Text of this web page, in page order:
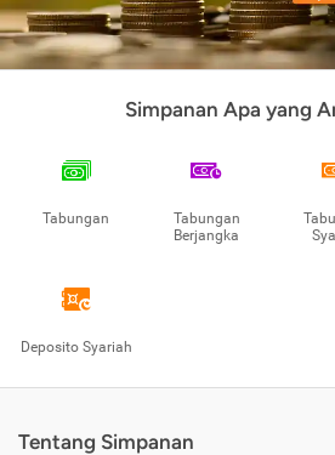
Simpanan Apa yang
Tabungan
Tabungan
Berjangka
Deposito Syariah
Tentang Simpanan